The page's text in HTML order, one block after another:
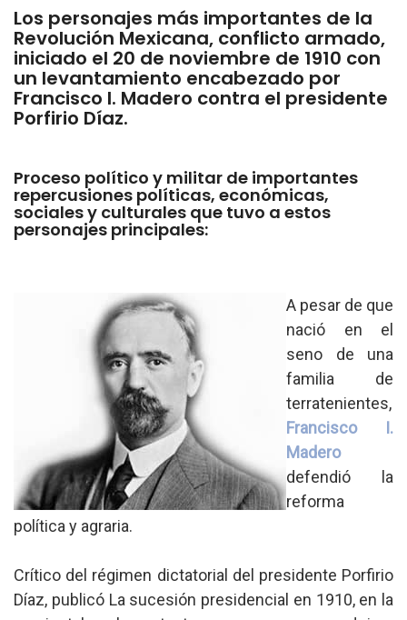
Los personajes más importantes de la
Revolución Mexicana, conflicto armado,
iniciado el 20 de noviembre de 1910 con
un levantamiento encabezado por
Francisco I. Madero contra el presidente
Porfirio Díaz.
Proceso político y militar de importantes
repercusiones políticas, económicas,
sociales y culturales que tuvo a estos
personajes principales:
A pesar de que
nació en el
seno de una
familia de
terratenientes,
Francisco I.
Madero
defendió la
reforma
política y agraria.
Crítico del régimen dictatorial del presidente Porfirio
Díaz, publicó La sucesión presidencial en 1910, en la